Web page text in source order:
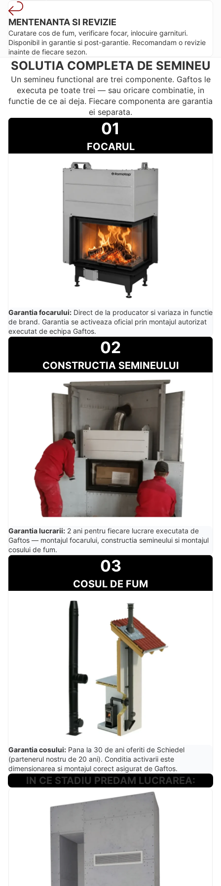
MENTENANTA SI REVIZIE
Curatare cos de fum, verificare focar, inlocuire garnituri.
Disponibil in garantie si post-garantie. Recomandam o revizie
inainte de fiecare sezon.
SOLUTIA COMPLETA DE SEMINEU
Un semineu functional are trei componente. Gaftos le
executa pe toate trei — sau oricare combinatie, in
functie de ce ai deja. Fiecare componenta are garantia
ei separata.
01
FOCARUL
Garantia focarului: Direct de la producator si variaza in functie
de brand. Garantia se activeaza oficial prin montajul autorizat
executat de echipa Gaftos.
02
CONSTRUCTIA SEMINEULUI
Garantia lucrarii: 2 ani pentru fiecare lucrare executata de
Gaftos — montajul focarului, constructia semineului si montajul
cosului de fum.
03
COSUL DE FUM
Garantia cosului: Pana la 30 de ani oferiti de Schiedel
(partenerul nostru de 20 ani). Conditia activarii este
dimensionarea si montajul corect asigurat de Gaftos.
IN CE STADIU PREDAM LUCRAREA: